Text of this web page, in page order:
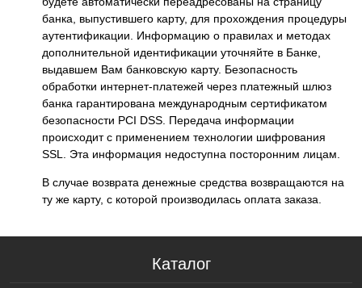
банка, выпустившего карту, для прохождения процедуры
аутентификации. Информацию о правилах и методах
дополнительной идентификации уточняйте в Банке,
выдавшем Вам банковскую карту. Безопасность
обработки интернет-платежей через платежный шлюз
банка гарантирована международным сертификатом
безопасности PCI DSS. Передача информации
происходит с применением технологии шифрования
SSL. Эта информация недоступна посторонним лицам.
В случае возврата денежные средства возвращаются на
ту же карту, с которой производилась оплата заказа.
Каталог